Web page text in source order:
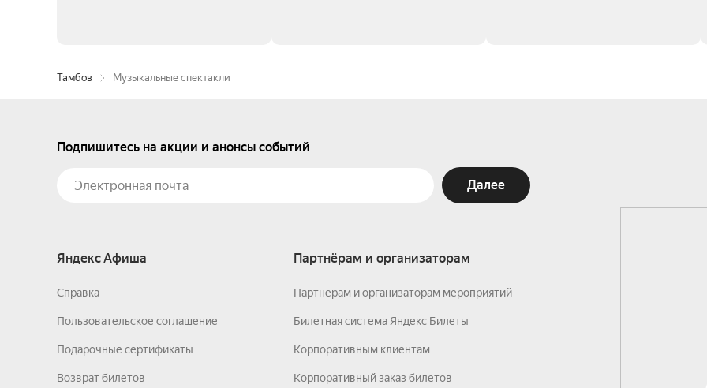
Тамбов Музыкальные спектакли
Подпишитесь на акции и анонсы событий
Далее
Яндекс Афиша
Справка
Пользовательское соглашение
Подарочные сертификаты
Возврат билетов
Партнёрам и организаторам
Партнёрам и организаторам мероприятий
Билетная система Яндекс Билеты
Корпоративным клиентам
Корпоративный заказ билетов